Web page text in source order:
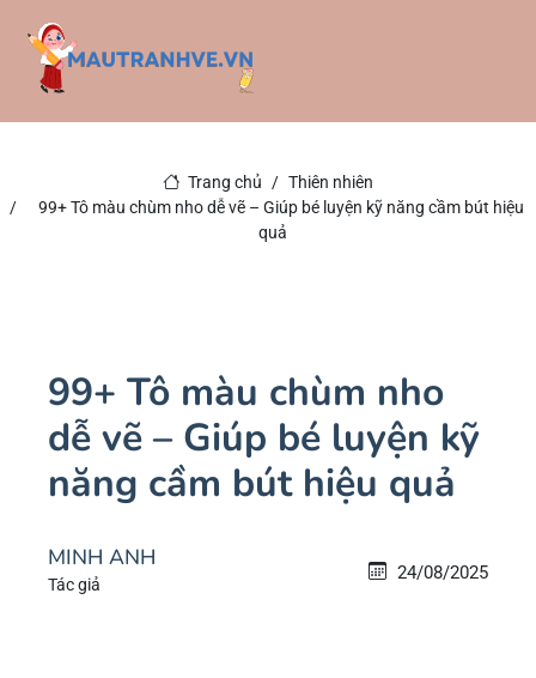
Trang chủ
Thiên nhiên
99+ Tô màu chùm nho dễ vẽ – Giúp bé luyện kỹ năng cầm bút hiệu
quả
99+ Tô màu chùm nho
dễ vẽ – Giúp bé luyện kỹ
năng cầm bút hiệu quả
MINH ANH
Tác giả
24/08/2025